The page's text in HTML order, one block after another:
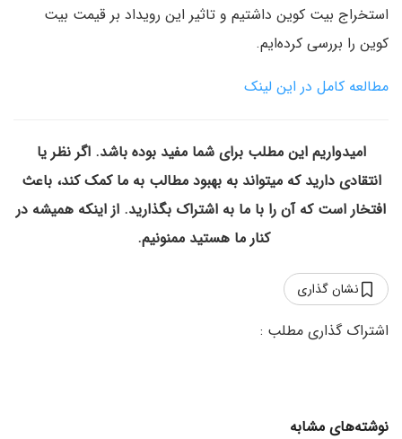
استخراج بیت کوین داشتیم و تاثیر این رویداد بر قیمت بیت
کوین را بررسی کرده‌ایم.
مطالعه کامل در این لینک
امیدواریم این مطلب برای شما مفید بوده باشد. اگر نظر یا
انتقادی دارید که میتواند به بهبود مطالب به ما کمک کند، باعث
افتخار است که آن را با ما به اشتراک بگذارید. از اینکه همیشه در
کنار ما هستید ممنونیم.
نشان گذاری
نوشته‌های مشابه